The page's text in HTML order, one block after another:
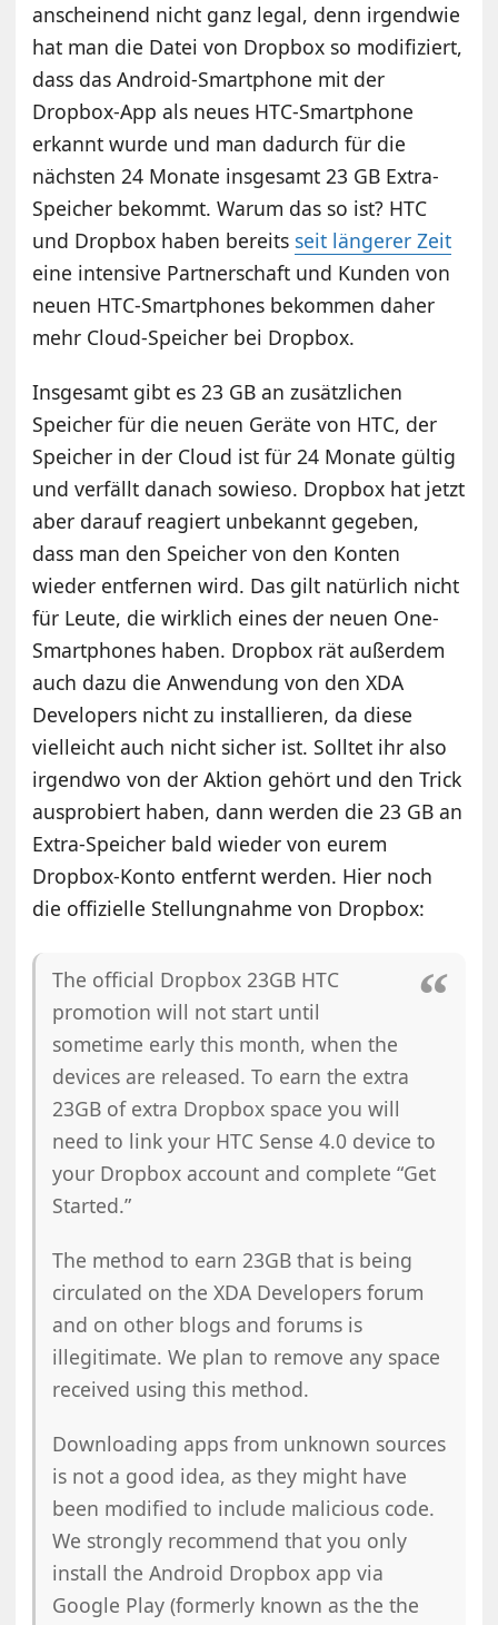
anscheinend nicht ganz legal, denn irgendwie
hat man die Datei von Dropbox so modifiziert,
dass das Android-Smartphone mit der
Dropbox-App als neues HTC-Smartphone
erkannt wurde und man dadurch für die
nächsten 24 Monate insgesamt 23 GB Extra-
Speicher bekommt. Warum das so ist? HTC
und Dropbox haben bereits seit längerer Zeit
eine intensive Partnerschaft und Kunden von
neuen HTC-Smartphones bekommen daher
mehr Cloud-Speicher bei Dropbox.
Insgesamt gibt es 23 GB an zusätzlichen
Speicher für die neuen Geräte von HTC, der
Speicher in der Cloud ist für 24 Monate gültig
und verfällt danach sowieso. Dropbox hat jetzt
aber darauf reagiert unbekannt gegeben,
dass man den Speicher von den Konten
wieder entfernen wird. Das gilt natürlich nicht
für Leute, die wirklich eines der neuen One-
Smartphones haben. Dropbox rät außerdem
auch dazu die Anwendung von den XDA
Developers nicht zu installieren, da diese
vielleicht auch nicht sicher ist. Solltet ihr also
irgendwo von der Aktion gehört und den Trick
ausprobiert haben, dann werden die 23 GB an
Extra-Speicher bald wieder von eurem
Dropbox-Konto entfernt werden. Hier noch
die offizielle Stellungnahme von Dropbox:
The official Dropbox 23GB HTC
promotion will not start until
sometime early this month, when the
devices are released. To earn the extra
23GB of extra Dropbox space you will
need to link your HTC Sense 4.0 device to
your Dropbox account and complete “Get
Started.”
The method to earn 23GB that is being
circulated on the XDA Developers forum
and on other blogs and forums is
illegitimate. We plan to remove any space
received using this method.
Downloading apps from unknown sources
is not a good idea, as they might have
been modified to include malicious code.
We strongly recommend that you only
install the Android Dropbox app via
Google Play (formerly known as the the